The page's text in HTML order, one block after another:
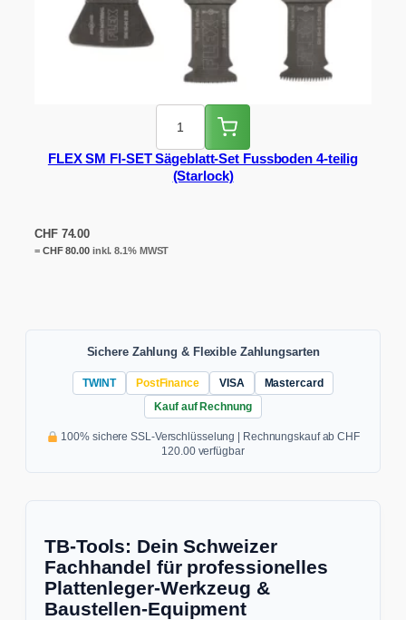
FLEX SM FI-SET Sägeblatt-Set Fussboden 4-teilig
(Starlock)
CHF74.00
= CHF80.00inkl. 8.1% MWST
Sichere Zahlung & Flexible Zahlungsarten
TWINT PostFinance VISA
Mastercard
Kauf auf Rechnung
100% sichere SSL-Verschlüsselung | Rechnungskauf ab CHF
120.00 verfügbar
TB-Tools: Dein Schweizer
Fachhandel für professionelles
Plattenleger-Werkzeug &
Baustellen-Equipment